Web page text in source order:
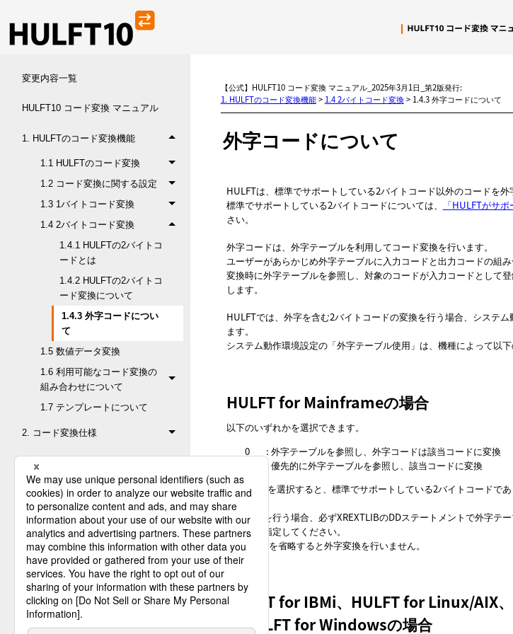
変更内容一覧
HULFT10 コード変換 マニュアル
1. HULFTのコード変換機能
1.1 HULFTのコード変換
1.2 コード変換に関する設定
1.3 1バイトコード変換
1.4 2バイトコード変換
1.4.1 HULFTの2バイトコ
ードとは
1.4.2 HULFTの2バイトコ
ード変換について
1.4.3 外字コードについ
て
1.5 数値データ変換
1.6 利用可能なコード変換の
組み合わせについて
1.7 テンプレートについて
2. コード変換仕様
3. 運用上の留意事項
付録A. コード変換一覧
【公式】HULFT10 コード変換 マニュアル_2025年3月1日_第2版発行:
1. HULFTのコード変換機能> 1.4 2バイトコード変換> 1.4.3 外字コードについて
外字コードについて
HULFTは、標準でサポートしている2バイトコード以外のコードを外
標準でサポートしている2バイトコードについては、
「HULFTがサ
さい。
外字コードは、外字テーブルを利用してコード変換を行います。
ユーザーがあらかじめ外字テーブルに入力コードと出力コードの組み
変換時に外字テーブルを参照し、対象のコードが入力コードとして
します。
HULFTでは、外字を含む2バイトコードの変換を行う場合、システム
ます。
システム動作環境設定の
外字テーブル使用 は、機種によって以
HULFT for Mainframeの場合
以下のいずれかを選択できます。
0
: 外字テーブルを参照し、外字コードは該当コードに変換
: 優先的に外字テーブルを参照し、該当コードに変換
上記の“1”を選択すると、標準でサポートしている2バイトコードで
す。
外字変換を行う場合、必ずXREXTLIBのDDステートメントで外字テ
ブラリを指定してください。
XREXTLIBを省略すると外字変換を行いません。
HULFT for IBMi、HULFT for Linux/AIX
びHULFT for Windowsの場合